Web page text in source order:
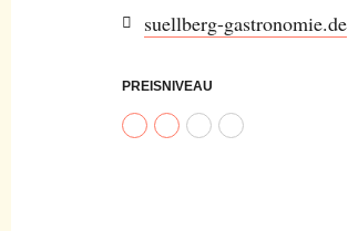
suellberg-gastronomie.de
PREISNIVEAU